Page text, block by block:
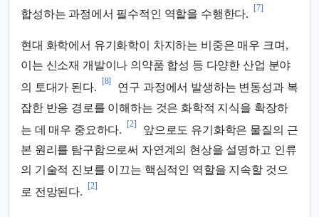
합성하는 과정에서 필수적인 역할을 수행한다.
[7]
현대 화학에서 유기화학이 차지하는 비중은 매우 크며,
이는 신소재 개발이나 의약품 합성 등 다양한 산업 분야
의 토대가 된다.
[8]
연구 과정에서 발생하는 변동성과 복
잡한 반응 경로를 이해하는 것은 화학적 지식을 확장하
는 데 매우 중요하다.
[2]
앞으로도 유기화학은 물질의 근
본 원리를 탐구함으로써 자연계의 현상을 설명하고 인류
의 기술적 진보를 이끄는 핵심적인 역할을 지속할 것으
로 전망된다.
[2]